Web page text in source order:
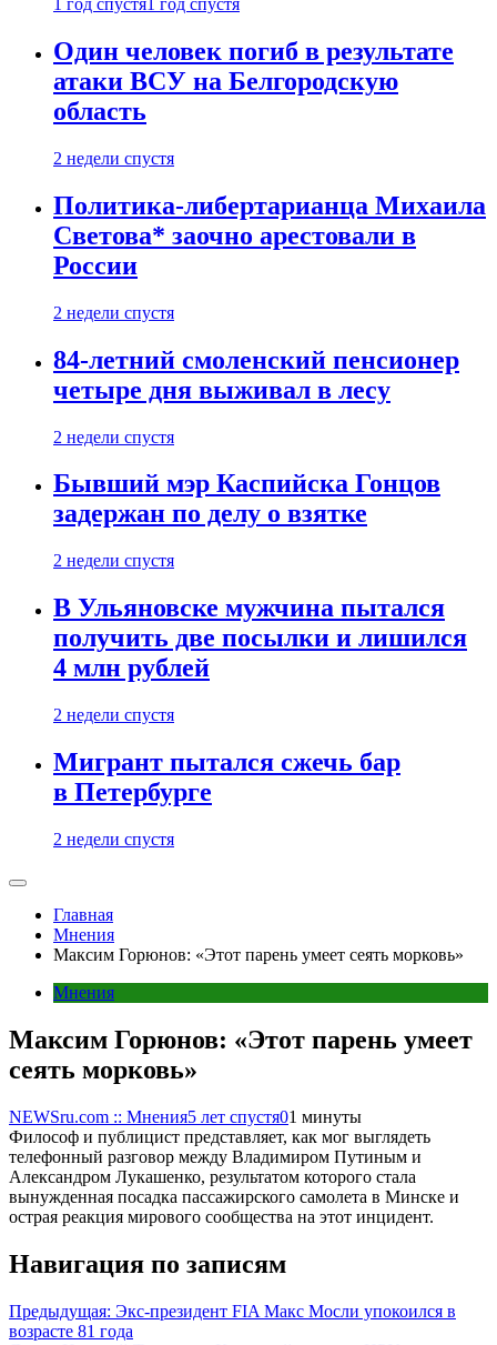
1 год спустя 1 год спустя
Один человек погиб в результате
атаки ВСУ на Белгородскую
область
2 недели спустя
Политика-либертарианца Михаила
Светова* заочно арестовали в
России
2 недели спустя
84-летний смоленский пенсионер
четыре дня выживал в лесу
2 недели спустя
Бывший мэр Каспийска Гонцов
задержан по делу о взятке
2 недели спустя
В Ульяновске мужчина пытался
получить две посылки и лишился
4 млн рублей
2 недели спустя
Мигрант пытался сжечь бар
в Петербурге
2 недели спустя
Главная
Мнения
Максим Горюнов: «Этот парень умеет сеять морковь»
Мнения
Максим Горюнов: «Этот парень умеет
сеять морковь»
NEWSru.com :: Мнения5 лет спустя01 минуты
Философ и публицист представляет, как мог выглядеть
телефонный разговор между Владимиром Путиным и
Александром Лукашенко, результатом которого стала
вынужденная посадка пассажирского самолета в Минске и
острая реакция мирового сообщества на этот инцидент.
Навигация по записям
Предыдущая: Экс-президент FIA Макс Мосли упокоился в
возрасте 81 года